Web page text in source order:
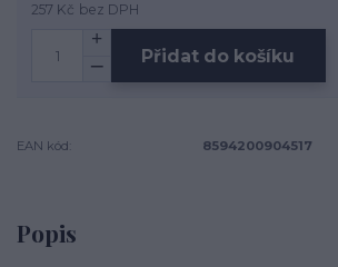
257 Kč bez DPH
Přidat do košíku
EAN kód: 8594200904517
Popis